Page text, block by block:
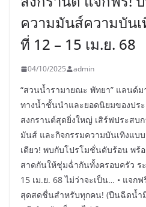
ความมันส์ความบัน
ที่ 12 – 15 เม.ย. 68
04/10/2025 admin
“สวนน้ำรามายณะ พัทยา” แลนด์ม
ทางน้ำชั้นนำและยอดนิยมของประ
สงกรานต์สุดยิ่งใหญ่ เสิร์ฟประสบ
มันส์ และกิจกรรมความบันเทิงแบ
เดียว! พบกับโปรโมชั่นดับร้อน พ
สาดกันให้ชุ่มฉ่ำกันทั้งครอบครัว ร
15 เม.ย. 68 ไม่ว่าจะเป็น… • แจ
สุดสดชื่นสำหรับทุกคน! (ปืนฉีดน้ำ